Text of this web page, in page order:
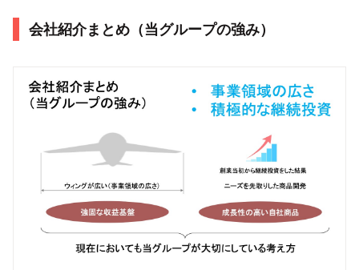
会社紹介まとめ（当グループの強み）